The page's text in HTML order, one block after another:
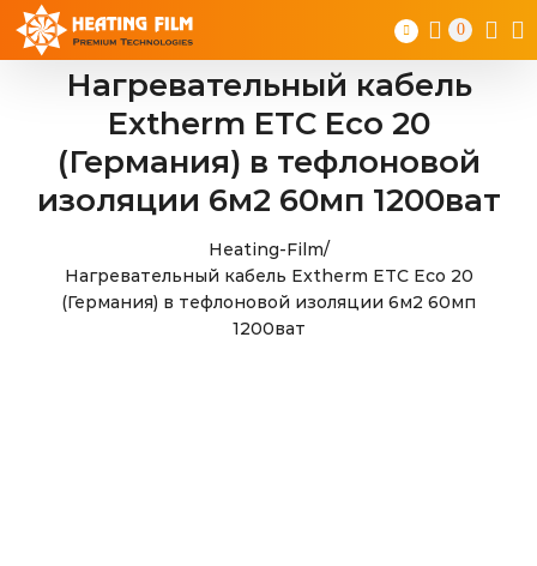
Skip
content
0
Нагревательный кабель
Extherm ETC Eco 20
(Германия) в тефлоновой
изоляции 6м2 60мп 1200ват
Heating-Film/
Нагревательный кабель Extherm ETC Eco 20
(Германия) в тефлоновой изоляции 6м2 60мп
1200ват